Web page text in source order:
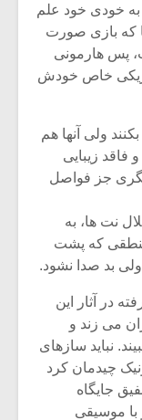
به خودی خود علم
که بازی صورت
پس هارمونی
خاص خودش
ولی آنها هم
فاقد زیبایی
جز فواصل
نت ها، به
منطقی که پشت
بد صدا نشود.
در آثار این
می زند و
نباید سازهای
چیدمان کرد
جایگاه
با موسیقی
موریس ژار
دوره
موسیقی
سکانسی